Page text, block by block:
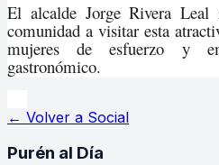
El alcalde Jorge Rivera
comunidad a visitar esta
mujeres de esfuerzo y
gastronómico.
← Volver a Social
Purén al Día